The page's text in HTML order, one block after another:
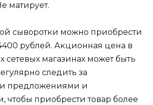
матирует.
сыворотки можно приобрести
рублей. Акционная цена в
сетевых магазинах может быть
следить за
предложениями и
чтобы приобрести товар более